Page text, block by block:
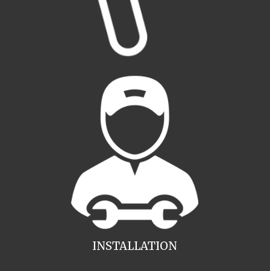
INSTALLATION